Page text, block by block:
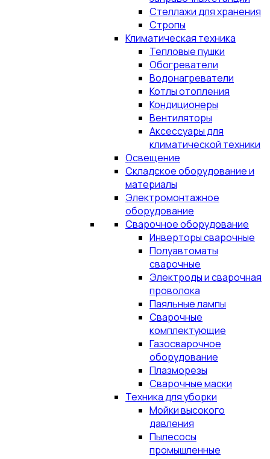
Стеллажи для хранения
Стропы
Климатическая техника
Тепловые пушки
Обогреватели
Водонагреватели
Котлы отопления
Кондиционеры
Вентиляторы
Аксессуары для
климатической техники
Освещение
Складское оборудование и
материалы
Электромонтажное
оборудование
Сварочное оборудование
Инверторы сварочные
Полуавтоматы
сварочные
Электроды и сварочная
проволока
Паяльные лампы
Сварочные
комплектующие
Газосварочное
оборудование
Плазморезы
Сварочные маски
Техника для уборки
Мойки высокого
давления
Пылесосы
промышленные